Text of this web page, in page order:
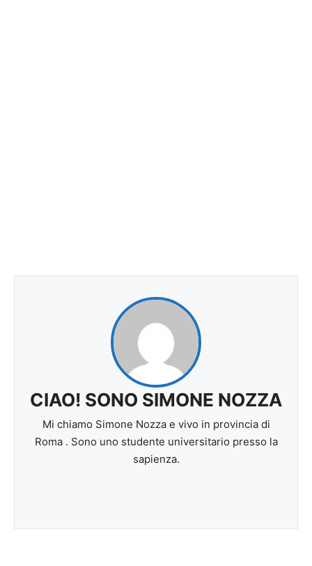
CIAO! SONO SIMONE NOZZA
Mi chiamo Simone Nozza e vivo in provincia di
Roma . Sono uno studente universitario presso la
sapienza.